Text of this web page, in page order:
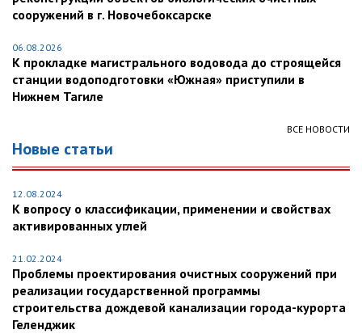
сооружений в г. Новочебоксарске
06.08.2026
К прокладке магистрального водовода до строящейся
станции водоподготовки «Южная» приступили в
Нижнем Тагиле
ВСЕ НОВОСТИ
Новые статьи
12.08.2024
К вопросу о классификации, применении и свойствах
активированных углей
21.02.2024
Проблемы проектирования очистных сооружений при
реализации государственной программы
строительства дождевой канализации города-курорта
Геленджик